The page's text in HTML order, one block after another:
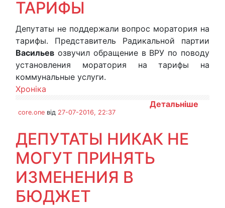
ТАРИФЫ
Депутаты не поддержали вопрос моратория на
тарифы. Представитель Радикальной партии
Васильев озвучил обращение в ВРУ по поводу
установления моратория на тарифы на
коммунальные услуги.
Хроніка
Детальніше
core.one від 27-07-2016, 22:37
ДЕПУТАТЫ НИКАК НЕ
МОГУТ ПРИНЯТЬ
ИЗМЕНЕНИЯ В
БЮДЖЕТ